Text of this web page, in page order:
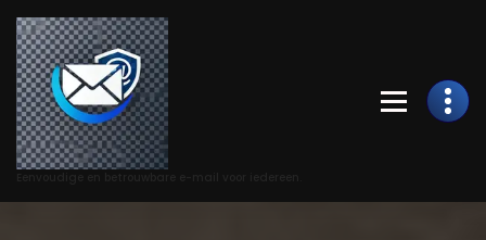
Skip
to
Content